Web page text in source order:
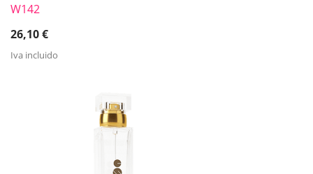
W142
26,10€
Iva incluido